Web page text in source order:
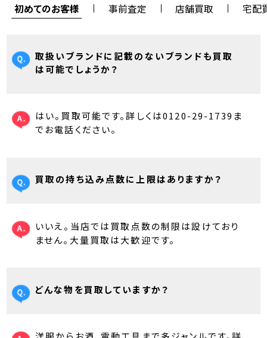
初めてのお客様 事前査定 店舗買取 宅配
取扱いブランドに記載のないブランドも買取
は可能でしょうか？
はい。買取可能です。詳しくは0120-29-1739ま
でお電話ください。
買取の持ち込み点数に上限はありますか？
いいえ。当店では買取点数の制限は設けており
ません。大量買取は大歓迎です。
どんな物を買取していますか？